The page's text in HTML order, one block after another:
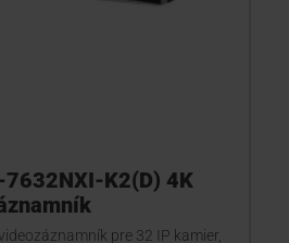
7632NXI-K2(D) 4K
pre 32 IP kamier,